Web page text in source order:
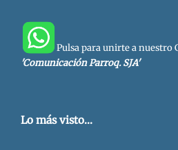
Pulsa para unirte a nuestro
'Comunicación Parroq. SJA'
Lo más visto...